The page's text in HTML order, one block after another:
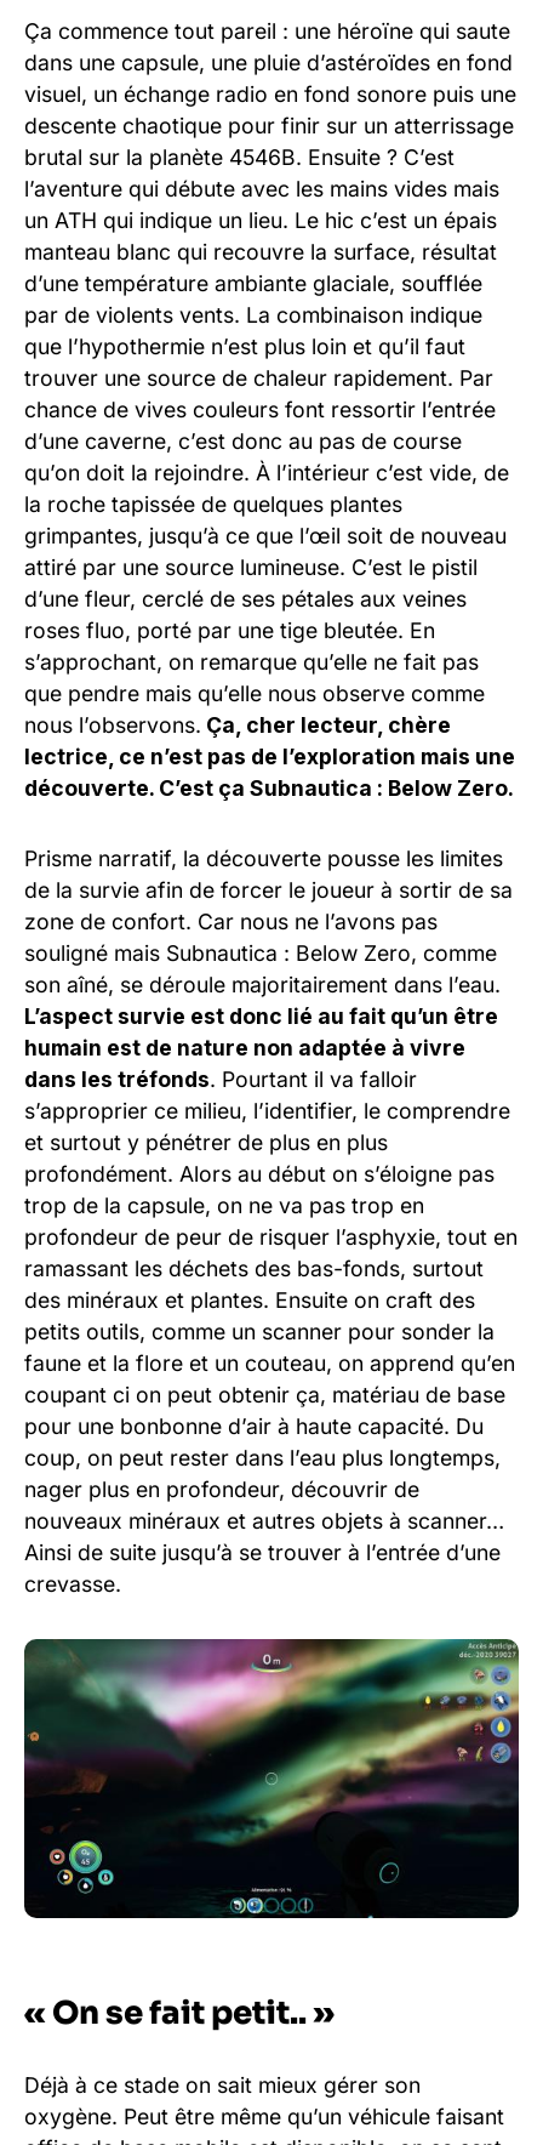
Ça commence tout pareil : une héroïne qui saute
dans une capsule, une pluie d’astéroïdes en fond
visuel, un échange radio en fond sonore puis une
descente chaotique pour finir sur un atterrissage
brutal sur la planète 4546B. Ensuite ? C’est
l’aventure qui débute avec les mains vides mais
un ATH qui indique un lieu. Le hic c’est un épais
manteau blanc qui recouvre la surface, résultat
d’une température ambiante glaciale, soufflée
par de violents vents. La combinaison indique
que l’hypothermie n’est plus loin et qu’il faut
trouver une source de chaleur rapidement. Par
chance de vives couleurs font ressortir l’entrée
d’une caverne, c’est donc au pas de course
qu’on doit la rejoindre. À l’intérieur c’est vide, de
la roche tapissée de quelques plantes
grimpantes, jusqu’à ce que l’œil soit de nouveau
attiré par une source lumineuse. C’est le pistil
d’une fleur, cerclé de ses pétales aux veines
roses fluo, porté par une tige bleutée. En
s’approchant, on remarque qu’elle ne fait pas
que pendre mais qu’elle nous observe comme
nous l’observons. Ça, cher lecteur, chère
lectrice, ce n’est pas de l’exploration mais une
découverte. C’est ça Subnautica : Below Zero.
Prisme narratif, la découverte pousse les limites
de la survie afin de forcer le joueur à sortir de sa
zone de confort. Car nous ne l’avons pas
souligné mais Subnautica : Below Zero, comme
son aîné, se déroule majoritairement dans l’eau.
L’aspect survie est donc lié au fait qu’un être
humain est de nature non adaptée à vivre
dans les tréfonds. Pourtant il va falloir
s’approprier ce milieu, l’identifier, le comprendre
et surtout y pénétrer de plus en plus
profondément. Alors au début on s’éloigne pas
trop de la capsule, on ne va pas trop en
profondeur de peur de risquer l’asphyxie, tout en
ramassant les déchets des bas-fonds, surtout
des minéraux et plantes. Ensuite on craft des
petits outils, comme un scanner pour sonder la
faune et la flore et un couteau, on apprend qu’en
coupant ci on peut obtenir ça, matériau de base
pour une bonbonne d’air à haute capacité. Du
coup, on peut rester dans l’eau plus longtemps,
nager plus en profondeur, découvrir de
nouveaux minéraux et autres objets à scanner…
Ainsi de suite jusqu’à se trouver à l’entrée d’une
crevasse.
« On se fait petit.. »
Déjà à ce stade on sait mieux gérer son
oxygène. Peut être même qu’un véhicule faisant